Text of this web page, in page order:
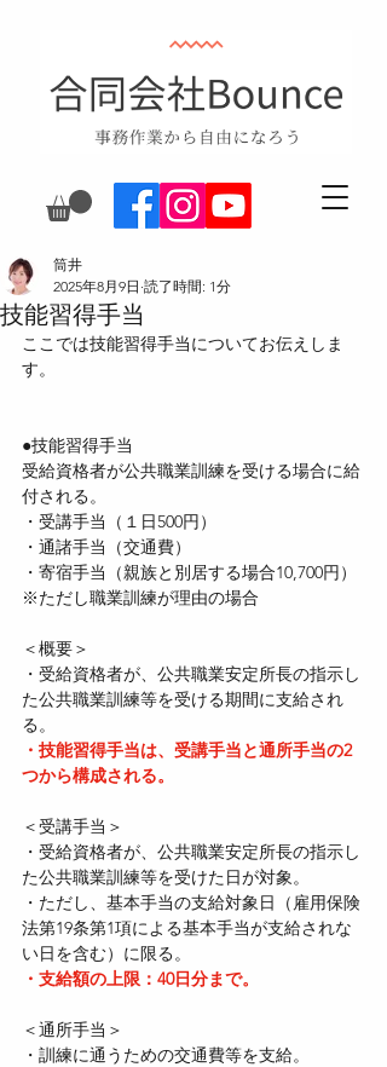
技能習得手当
筒井
2025年8月9日 読了時間: 1分
ここでは技能習得手当についてお伝えしま
す。
●技能習得手当
受給資格者が公共職業訓練を受ける場合に給
付される。
・受講手当（１日500円）
・通諸手当（交通費）
・寄宿手当（親族と別居する場合10,700円）
※ただし職業訓練が理由の場合
＜概要＞
・受給資格者が、公共職業安定所長の指示し
た公共職業訓練等を受ける期間に支給され
る。
・技能習得手当は、受講手当と通所手当の2
つから構成される。
＜受講手当＞
・受給資格者が、公共職業安定所長の指示し
た公共職業訓練等を受けた日が対象。
・ただし、基本手当の支給対象日（雇用保険
法第19条第1項による基本手当が支給されな
い日を含む）に限る。
・支給額の上限：40日分まで。
＜通所手当＞
・訓練に通うための交通費等を支給。